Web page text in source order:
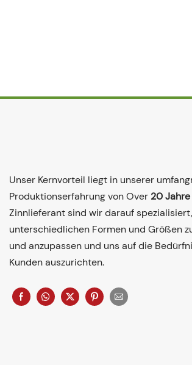
Unser Kernvorteil liegt in unserer
Produktionserfahrung von Over 20 Jahre
Zinnlieferant sind wir darauf
unterschiedlichen Formen und Größen
und anzupassen und uns auf die
Kunden auszurichten.